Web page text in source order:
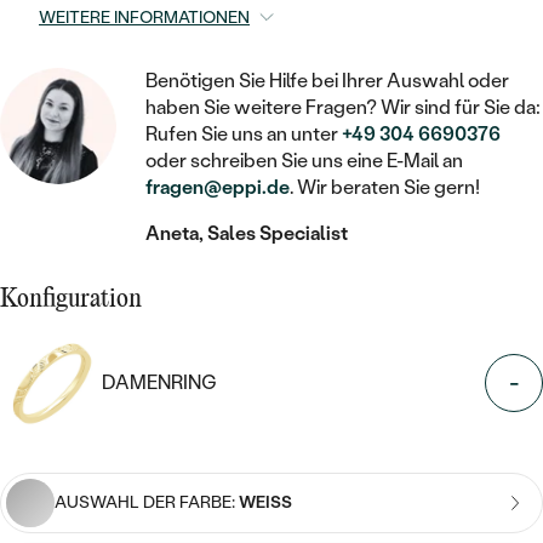
MIT FÜLLUNG
NACH PREIS
GÜNSTIG
LAB GROWN DIAMANTEN ZUM
EINFASSEN
FARBIGE DIAMANTEN ZUM EINFASSEN
NACH EDELSTEIN
MIT LAB GROWN DIAMANT
MIT MOISSANIT
MIT FARBIGEN DIAMANTEN
MIT SCHWARZEN DIAMANTEN
BROSCHEN
SCHMUCKZUBEHÖR
NACH MATERIAL
GOLD
SILBER
PLATIN
NACH STEIN
DIAMANTSCHMUCK
KINDER
PIERCINGS
NACH STEIN
MIT DIAMANT
PERLENOHRRINGE
NACH PREIS
LUXURIÖSE
KETTEN
HERZKETTEN
NACH EDELSTEIN
MIT DIAMANT
MIT EDELSTEIN
NACH PREIS
PERSONALISIERT
NACH EDELSTEIN
MIT DIAMANT
MIT EDELSTEIN
PERLENRINGE
PREISWERTE
WEITERE INFORMATIONEN
Benötigen Sie Hilfe bei Ihrer Auswahl oder
haben Sie weitere Fragen? Wir sind für Sie da:
Rufen Sie uns an unter+49 304 6690376
oder schreiben Sie uns eine E-Mail an
fragen@eppi.de. Wir beraten Sie gern!
Aneta, Sales Specialist
Konfiguration
DAMENRING -
AUSWAHL DER FARBE:WEISS